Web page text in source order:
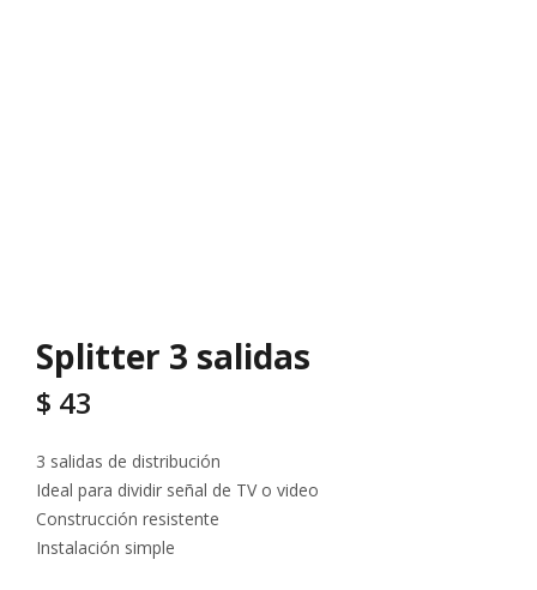
Splitter 3 salidas
$ 43
3 salidas de distribución
Ideal para dividir señal de TV o video
Construcción resistente
Instalación simple